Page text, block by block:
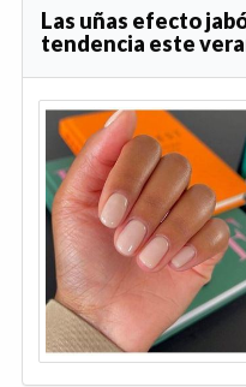
Las uñas efecto
tendencia este